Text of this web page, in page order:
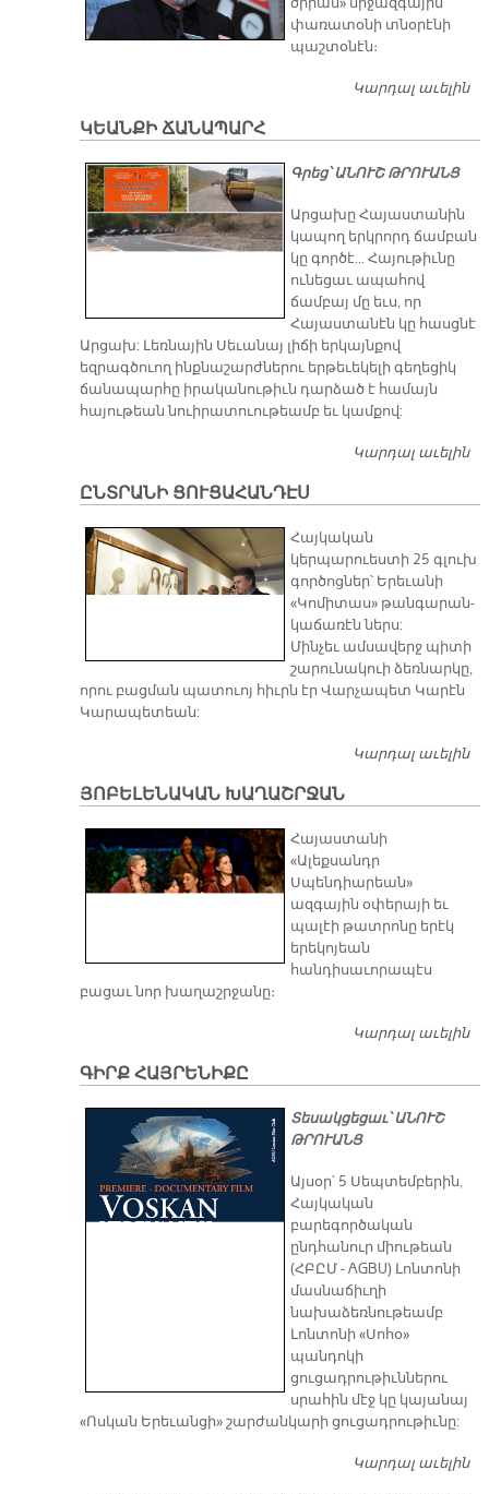
ծիրան» միջազգային
փառատօնի տնօրէնի
պաշտօնէն։
Կարդալ աւելինՅ.
ԿԵԱՆՔԻ ՃԱՆԱՊԱՐՀ
Գրեց՝ ԱՆՈՒՇ ԹՐՈՒԱՆՑ
Արցախը Հայաստանին
կապող երկրորդ ճամբան
կը գործէ… Հայութիւնը
ունեցաւ ապահով
ճամբայ մը եւս, որ
Հայաստանէն կը հասցնէ
Արցախ: Լեռնային Սեւանայ լիճի երկայնքով
եզրագծուող ինքնաշարժներու երթեւեկելի գեղեցիկ
ճանապարհը իրականութիւն դարձած է համայն
հայութեան նուիրատուութեամբ եւ կամքով:
Կարդալ աւելին
ԸՆՏՐԱՆԻ ՑՈՒՑԱՀԱՆԴԷՍ
Հայկական
կերպարուեստի 25 գլուխ
գործոցներ՝ Երեւանի
«Կոմիտաս» թանգարան-
կաճառէն ներս:
Մինչեւ ամսավերջ պիտի
շարունակուի ձեռնարկը,
որու բացման պատուոյ հիւրն էր Վարչապետ Կարէն
Կարապետեան:
Կարդալ աւելին
ՅՈԲԵԼԵՆԱԿԱՆ ԽԱՂԱՇՐՋԱՆ
Հայաստանի
«Ալեքսանդր
Սպենդիարեան»
ազգային օփերայի եւ
պալէի թատրոնը երէկ
երեկոյեան
հանդիսաւորապէս
բացաւ նոր խաղաշրջանը։
Կարդալ աւելին
ԳԻՐՔ ՀԱՅՐԵՆԻՔԸ
Տեսակցեցաւ՝ ԱՆՈՒՇ
ԹՐՈՒԱՆՑ
Այսօր՝ 5 Սեպտեմբերին,
Հայկական
բարեգործական
ընդհանուր միութեան
(ՀԲԸՄ - AGBU) Լոնտոնի
մասնաճիւղի
նախաձեռնութեամբ
Լոնտոնի «Սոհօ»
պանդոկի
ցուցադրութիւններու
սրահին մէջ կը կայանայ
«Ոսկան Երեւանցի» շարժանկարի ցուցադրութիւնը:
Կարդալ աւելին